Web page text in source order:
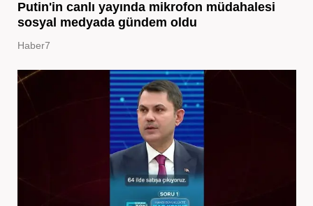
Putin'in canlı yayında mikrofon müdahalesi
sosyal medyada gündem oldu
Haber7